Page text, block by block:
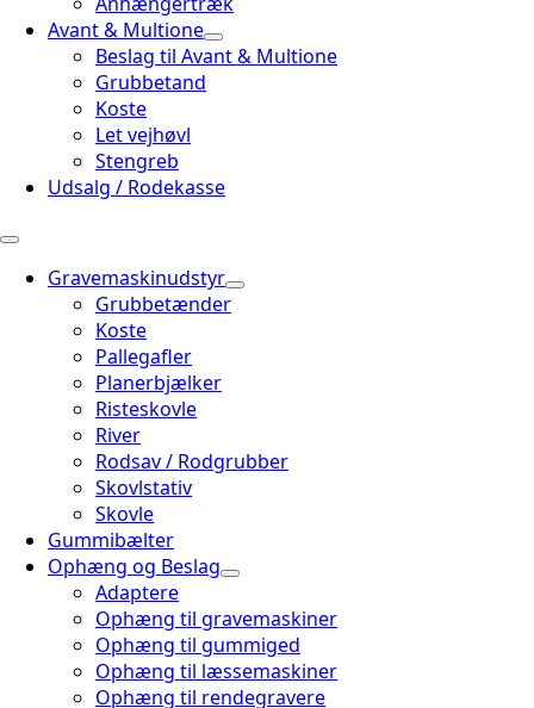
Avant & Multione
Beslag til Avant & Multione
Grubbetand
Koste
Let vejhøvl
Stengreb
Udsalg / Rodekasse
Gravemaskinudstyr
Grubbetænder
Koste
Pallegafler
Planerbjælker
Risteskovle
River
Rodsav / Rodgrubber
Skovlstativ
Skovle
Gummibælter
Ophæng og Beslag
Adaptere
Ophæng til gravemaskiner
Ophæng til gummiged
Ophæng til læssemaskiner
Ophæng til rendegravere